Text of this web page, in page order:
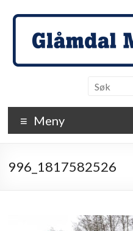
Maskin
…
detaljene
teller!
Meny
996_1817582526